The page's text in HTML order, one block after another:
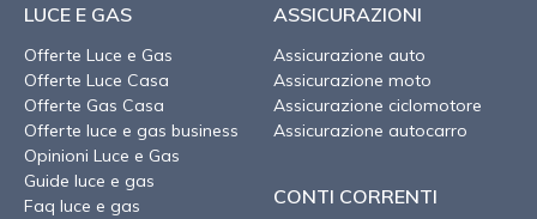
LUCE E GAS
Offerte Luce e Gas
Offerte Luce Casa
Offerte Gas Casa
Offerte luce e gas business
Opinioni Luce e Gas
Guide luce e gas
Faq luce e gas
ASSICURAZIONI
Assicurazione auto
Assicurazione moto
Assicurazione ciclomotore
Assicurazione autocarro
CONTI CORRENTI